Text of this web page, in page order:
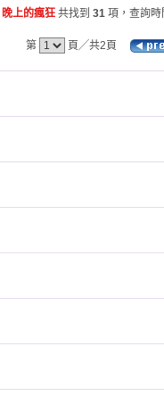
晚上的瘋狂 共找到 31 項，查詢時
第 頁╱共2頁